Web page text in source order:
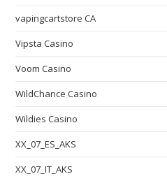
vapingcartstore CA
Vipsta Casino
Voom Casino
WildChance Casino
Wildies Casino
XX_07_ES_AKS
XX_07_IT_AKS